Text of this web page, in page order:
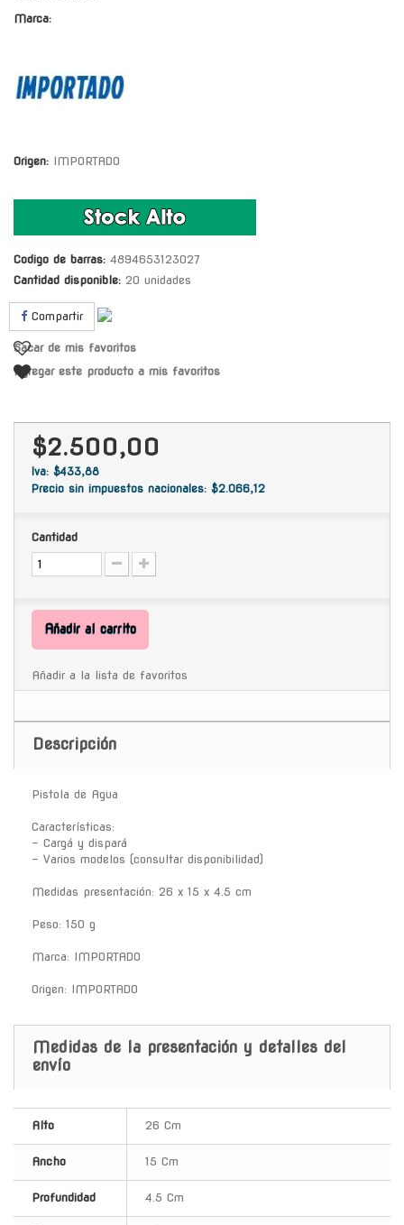
Marca:
Origen: IMPORTADO
Codigo de barras: 4894653123027
Cantidad disponible: 20 unidades
Compartir
Sacar de mis favoritos
Agregar este producto a mis favoritos
$2.500,00
Iva: $433,88
Precio sin impuestos nacionales: $2.066,12
Cantidad
Añadir al carrito
Añadir a la lista de favoritos
Descripción
Pistola de Agua
Características:
- Cargá y dispará
- Varios modelos (consultar disponibilidad)
Medidas presentación: 26 x 15 x 4.5 cm
Peso: 150 g
Marca: IMPORTADO
Origen: IMPORTADO
Medidas de la presentación y detalles del
envío
Alto 26 Cm
Ancho 15 Cm
Profundidad 4.5 Cm